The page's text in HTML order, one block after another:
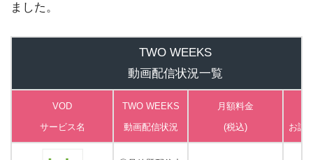
ました。
TWO WEEKS
動画配信状況一覧
VOD
サービス名
TWO WEEKS
動画配信状況
月額料金
(税込) お試